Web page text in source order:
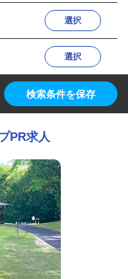
選択
選択
検索条件を保存
PR求人